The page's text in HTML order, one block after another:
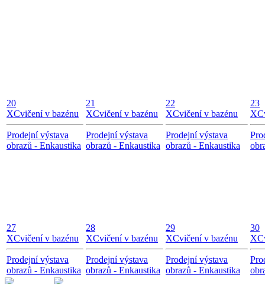
20
XCvičení v bazénu
Prodejní výstava
obrazů - Enkaustika
21
XCvičení v bazénu
Prodejní výstava
obrazů - Enkaustika
22
XCvičení v bazénu
Prodejní výstava
obrazů - Enkaustika
23
X
27
XCvičení v bazénu
Prodejní výstava
obrazů - Enkaustika
28
XCvičení v bazénu
Prodejní výstava
obrazů - Enkaustika
29
XCvičení v bazénu
Prodejní výstava
obrazů - Enkaustika
30
X